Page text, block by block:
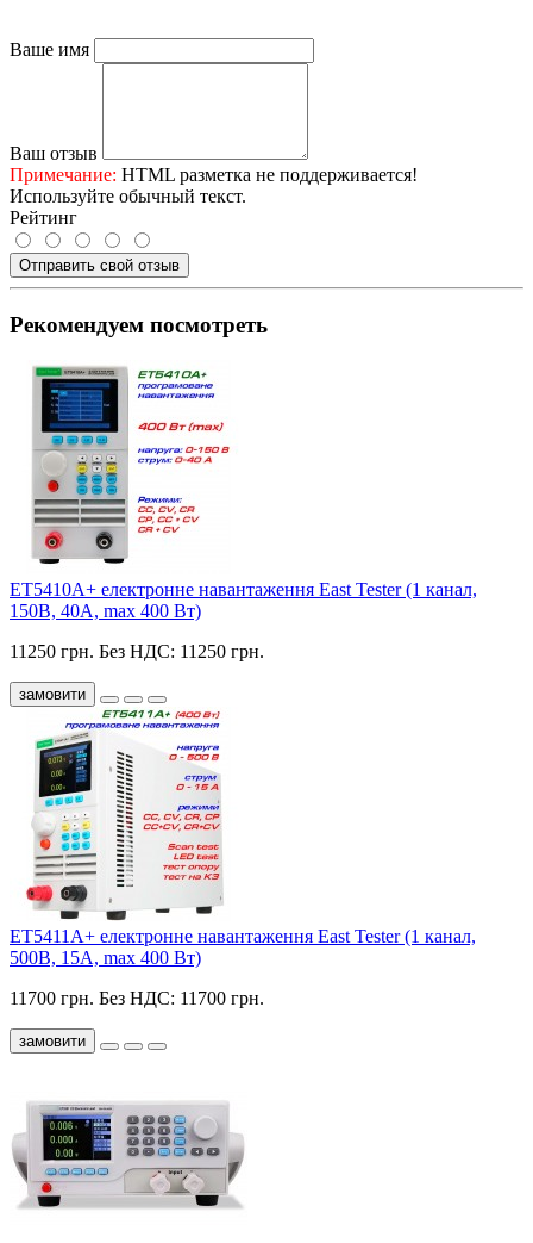
Ваше имя
Ваш отзыв
Примечание: HTML разметка не поддерживается!
Используйте обычный текст.
Рейтинг
Отправить свой отзыв
Рекомендуем посмотреть
ET5410A+ електронне навантаження East Tester (1 канал,
150В, 40А, max 400 Вт)
11250 грн. Без НДС: 11250 грн.
замовити
ET5411A+ електронне навантаження East Tester (1 канал,
500В, 15А, max 400 Вт)
11700 грн. Без НДС: 11700 грн.
замовити